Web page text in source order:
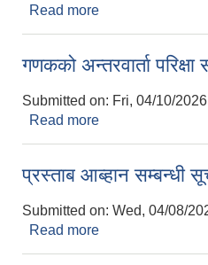
Read more
गणकको अन्तरवार्ता
Submitted on: Fri, 04/10/
Read more
प्रस्ताब आब्हान सम्बन्धी
Submitted on: Wed, 04/08/
Read more